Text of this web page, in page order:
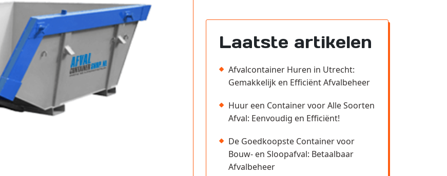
Laatste artikelen
Afvalcontainer Huren in Utrecht:
Gemakkelijk en Efficiënt Afvalbeheer
Huur een Container voor Alle Soorten
Afval: Eenvoudig en Efficiënt!
De Goedkoopste Container voor
Bouw- en Sloopafval: Betaalbaar
Afvalbeheer